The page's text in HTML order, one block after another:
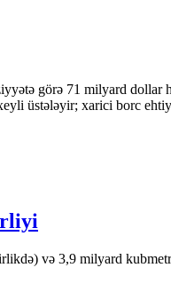
görə 71 milyard dollar
üstələyir; xarici borc
və 3,9 milyard